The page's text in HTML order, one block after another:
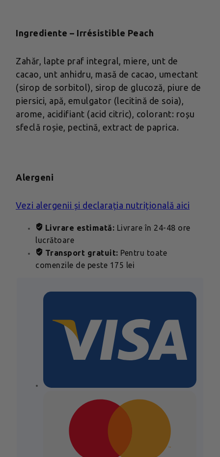
Ingrediente – Irrésistible Peach
Zahăr, lapte praf integral, miere, unt de
cacao, unt anhidru, masă de cacao, umectant
(sirop de sorbitol), sirop de glucoză, piure de
piersici, apă, emulgator (lecitină de soia),
arome, acidifiant (acid citric), colorant: roșu
sfeclă roșie, pectină, extract de paprica.
Alergeni
Vezi alergenii și declarația nutrițională aici
Livrare estimată: Livrare în 24-48 ore
lucrătoare
Transport gratuit: Pentru toate
comenzile de peste 175 lei